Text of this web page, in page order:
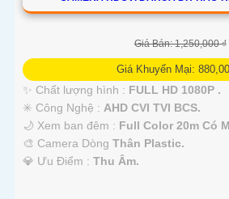
Giá Bán: 1,250,000 ₫
Giá Khuyến Mại:
✨ Chất lượng hình : FULL HD 1080P .
✳️ Công Nghệ : AHD CVI TVI BCS.
🌙 Xem ban đêm : Full Color 20m Có
🎨 Camera Dòng Thân Plastic.
️💎 Ưu Điểm : Thu Âm.